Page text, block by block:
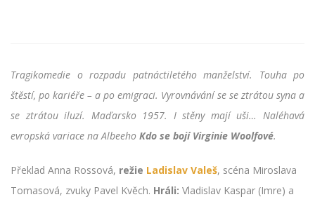
Tragikomedie o rozpadu patnáctiletého manželství. Touha po
štěstí, po kariéře – a po emigraci. Vyrovnávání se se ztrátou syna a
se ztrátou iluzí. Maďarsko 1957. I stěny mají uši… Naléhavá
evropská variace na Albeeho Kdo se bojí Virginie Woolfové.
Překlad Anna Rossová, režie Ladislav Valeš, scéna Miroslava
Tomasová, zvuky Pavel Kvěch. Hráli: Vladislav Kaspar (Imre) a